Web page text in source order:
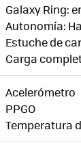
Galaxy Ring:
Autonomía:
Estuche de
Carga
Acelerómetro
PPGO
Temperatura